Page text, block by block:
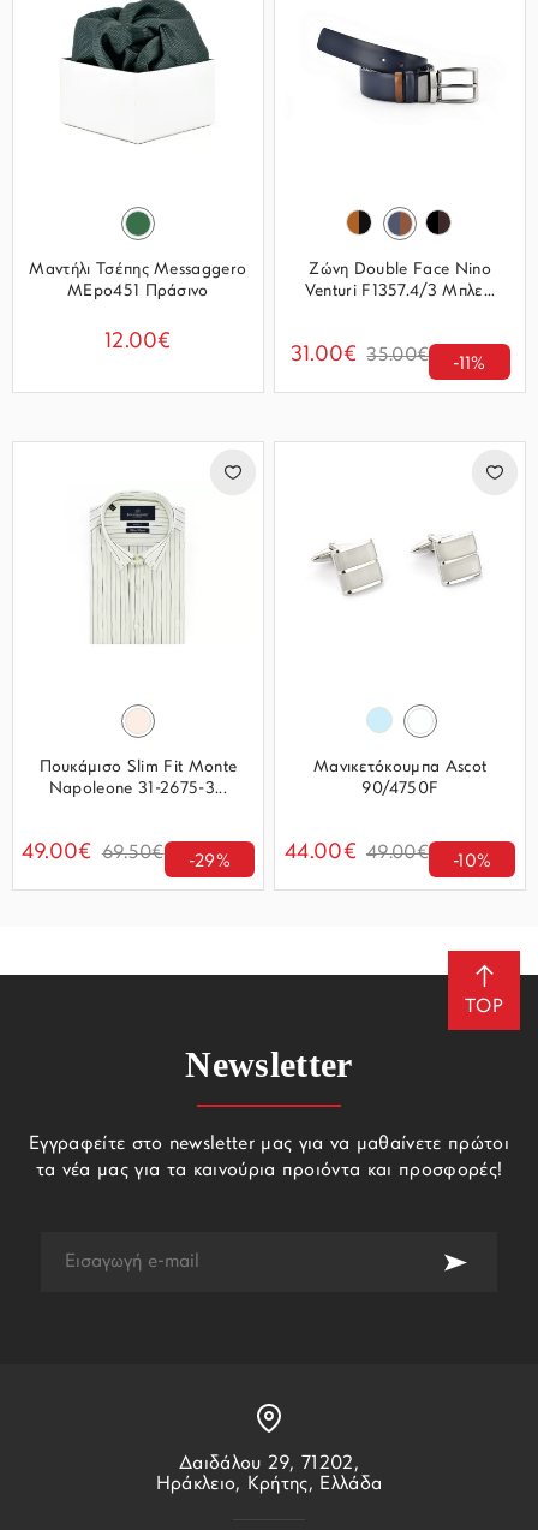
Μαντήλι Τσέπης Messaggero
MEpo451 Πράσινο
12.00€
Ζώνη Double Face Nino
Venturi F1357.4/3 Μπλε...
31.00€ 35.00€ -11%
Πουκάμισο Slim Fit Monte
Napoleone 31-2675-3...
49.00€ 69.50€ -29%
Μανικετόκουμπα Ascot
90/4750F
44.00€ 49.00€ -10%
TOP
Δαιδάλου 29, 71202,
Ηράκλειο, Κρήτης, Ελλάδα
Newsletter
Εγγραφείτε στο newsletter μας για να μαθαίνετε πρώτοι
τα νέα μας για τα καινούρια προιόντα και προσφορές!